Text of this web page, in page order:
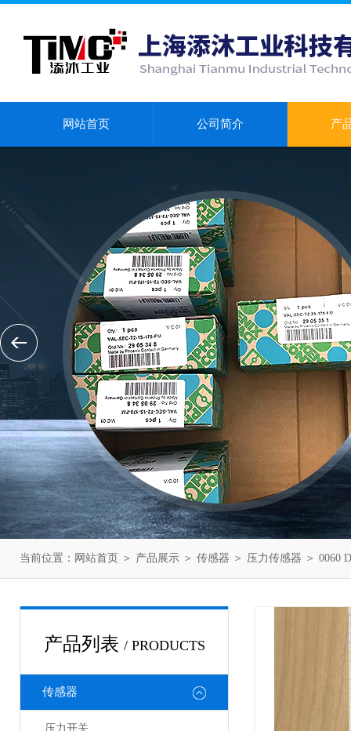
网站首页 公司简介 产
当前位置： 网站首页 ＞ 产品展示 ＞ 传感器 ＞ 压力传感器 ＞ 0060
产品列表 / PRODUCTS
传感器
压力开关